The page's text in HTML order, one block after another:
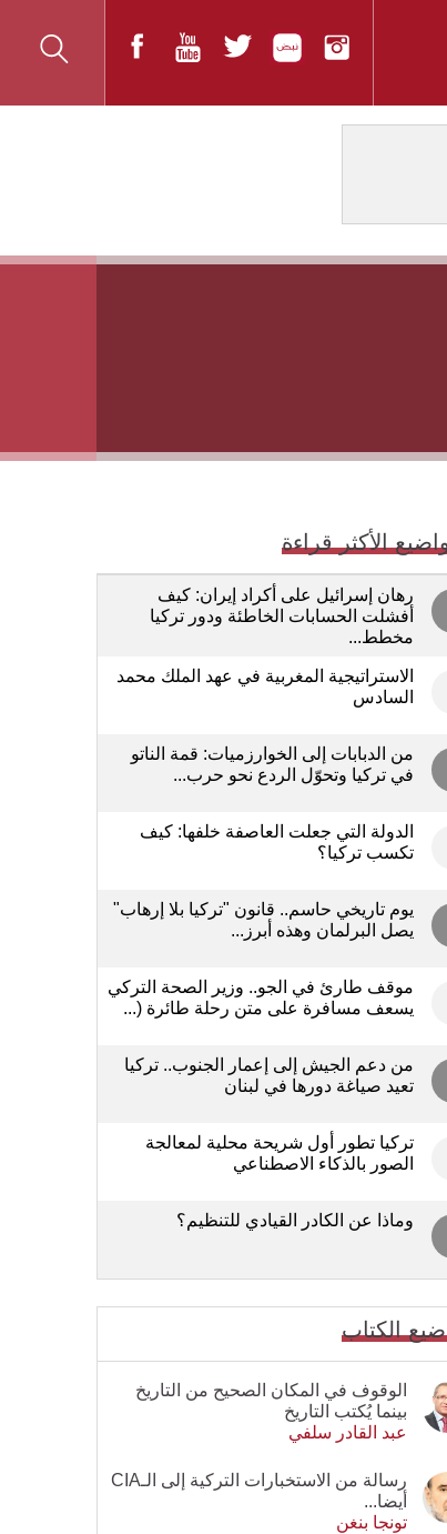
الأكثر قراءة
رهان إسرائيل على أكراد إيران: كيف
أفشلت الحسابات الخاطئة ودور تركيا
مخطط...
الاستراتيجية المغربية في عهد الملك محمد
السادس
من الدبابات إلى الخوارزميات: قمة الناتو
في تركيا وتحوّل الردع نحو حرب...
الدولة التي جعلت العاصفة خلفها: كيف
تكسب تركيا؟
يوم تاريخي حاسم.. قانون "تركيا بلا إرهاب"
يصل البرلمان وهذه أبرز...
موقف طارئ في الجو.. وزير الصحة التركي
يسعف مسافرة على متن رحلة طائرة (...
من دعم الجيش إلى إعمار الجنوب.. تركيا
تعيد صياغة دورها في لبنان
تركيا تطور أول شريحة محلية لمعالجة
الصور بالذكاء الاصطناعي
وماذا عن الكادر القيادي للتنظيم؟
الكتاب
الوقوف في المكان الصحيح من التاريخ
بينما يُكتب التاريخ
عبد القادر سلفي
رسالة من الاستخبارات التركية إلى الـCIA
أيضا...
تونجا بنغن